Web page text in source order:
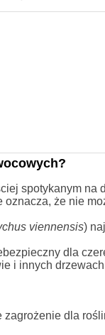
spotykanym na
że nie
viennensis)
dla
i innych
zagrożenie dla